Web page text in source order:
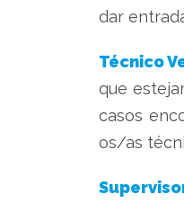
dar
Técnico
que
casos
os/as